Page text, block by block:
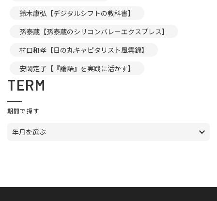
鈴木康弘【デジタルシフトの教科書】
孫泰蔵【孫泰蔵のシリコンバレーエクスプレス】
村口和孝【日の丸キャピタリスト風雲録】
安岡定子【『論語』を実践に活かす】
TERM
期間で探す
年月を選ぶ